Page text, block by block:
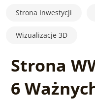
Strona Inwestycji
Wizualizacje 3D
Strona
6